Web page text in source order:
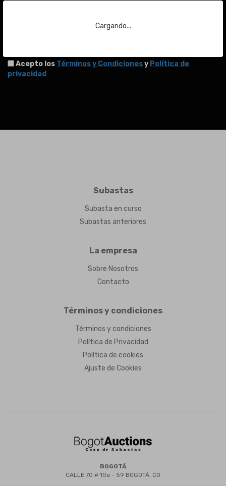
Cargando...
Acepto los Términos y Condicionesy Política de
privacidad
Subastas
Subasta en curso
Subastas anteriores
La empresa
Sobre Nosotros
Contacto
Términos y condiciones
Términos y condiciones
Política de Privacidad
Política de cookies
Ajuste de Cookies
BOGOTÁ
CALLE 70 # 10a - 59 BOGOTÁ, CO